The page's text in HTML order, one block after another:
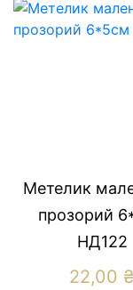
Метелик
прозорий
НД122
22,00 ₴